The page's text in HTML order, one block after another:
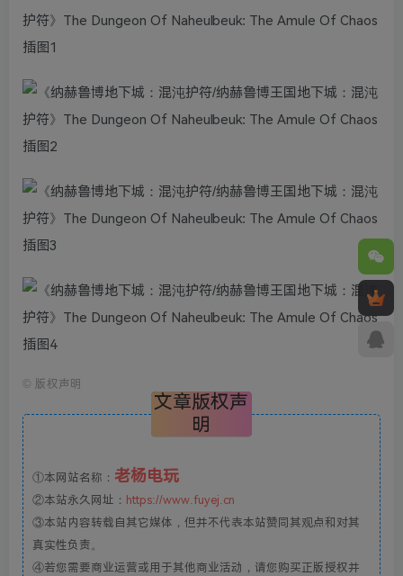
© 版权声明
文章版权声
明
①本网站名称： 老杨电玩
②本站永久网址： https://www.fuyej.cn
③本站内容转载自其它媒体，但并不代表本站赞同其观点和对其
真实性负责。
④若您需要商业运营或用于其他商业活动，请您购买正版授权并